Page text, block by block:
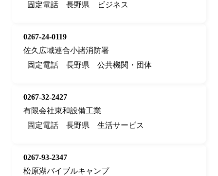
固定電話
長野県 ビジネス
0267-24-0119
佐久広域連合小諸消防署
固定電話
長野県 公共機関・団体
0267-32-2427
有限会社東和設備工業
固定電話
長野県 生活サービス
0267-93-2347
松原湖バイブルキャンプ